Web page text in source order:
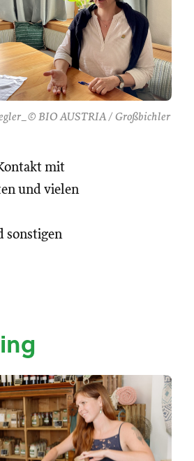
BIO AUSTRIA / Großbichler
mit
und vielen
sonstigen